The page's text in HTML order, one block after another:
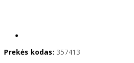
Prekės kodas: 357413